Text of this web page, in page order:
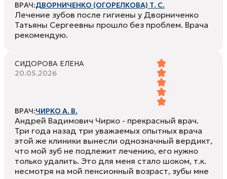
ВРАЧ:ДВОРНИЧЕНКО (ОГОРЕЛКОВА) Т. С.
Лечение зубов после гигиены у Дворниченко
Татьяны Сергеевны прошло без проблем. Врача
рекомендую.
СИДОРОВА ЕЛЕНА
20.05.2026
ВРАЧ:ЧИРКО А. В.
Андрей Вадимович Чирко - прекрасный врач.
Три года назад три уважаемых опытных врача
этой же клиники вынесли однозначный вердикт,
что мой зуб не подлежит лечению, его нужно
только удалить. Это для меня стало шоком, т.к.
несмотря на мой пенсионный возраст, зубы мне